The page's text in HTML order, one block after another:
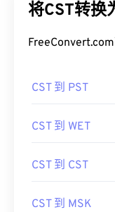
将CST转换
CST 到 PST
CST 到 WET
CST 到 CST
CST 到 MSK